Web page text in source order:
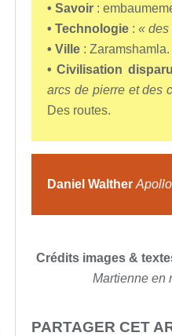
• Savoir :
• Technologie : « des
• Ville : Zaramshamla.
• Civilisation
arcs de pierre et des
Des routes.
Daniel Walther
Crédits images &
Martienne en
PARTAGER CET